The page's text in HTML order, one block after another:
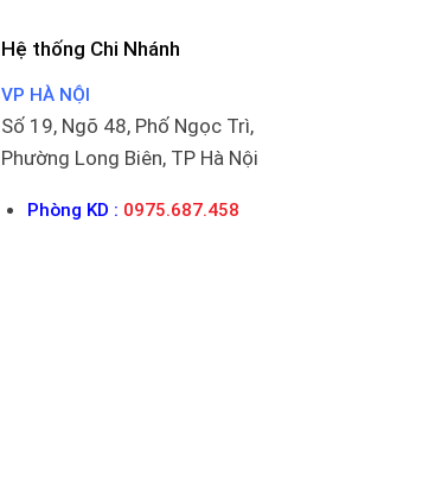
Hệ thống Chi Nhánh
VP HÀ NỘI
Số 19, Ngõ 48, Phố Ngọc Trì,
Phường Long Biên, TP Hà Nội
Phòng KD : 0975.687.458